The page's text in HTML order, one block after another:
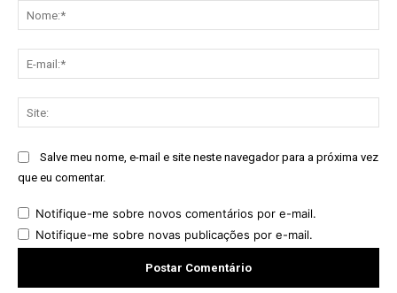
Salve meu nome, e-mail e site neste navegador para a próxima vez
que eu comentar.
Notifique-me sobre novos comentários por e-mail.
Notifique-me sobre novas publicações por e-mail.